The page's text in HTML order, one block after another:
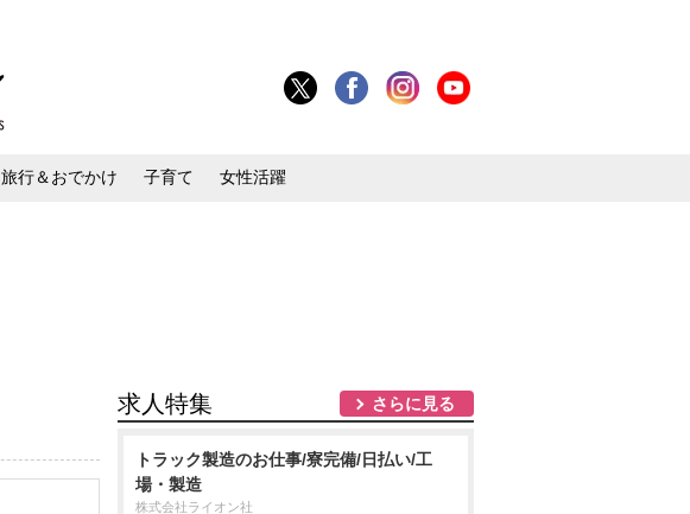
旅行＆おでかけ 子育て 女性活躍
求人特集 さらに見る
トラック製造のお仕事/寮完備/日払い/工
場・製造
株式会社ライオン社